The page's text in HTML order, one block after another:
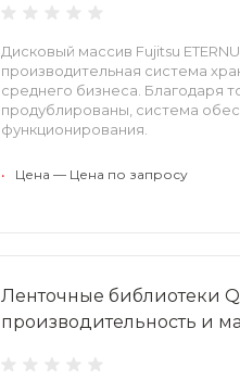
Дисковый массив Fujitsu
производительная система
среднего бизнеса. Благодаря
продублированы, система
функционирования.
• Цена — Цена по запросу
Ленточные библиотеки
производительность и